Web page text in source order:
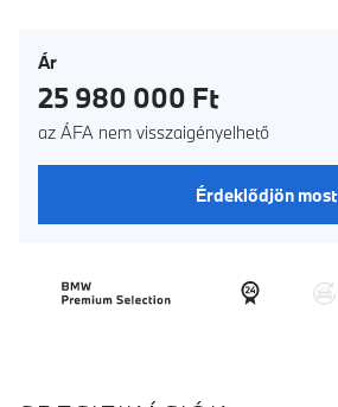
Ár
25 980 000 Ft
az ÁFA nem visszaigényelhető
Érdeklődjön most